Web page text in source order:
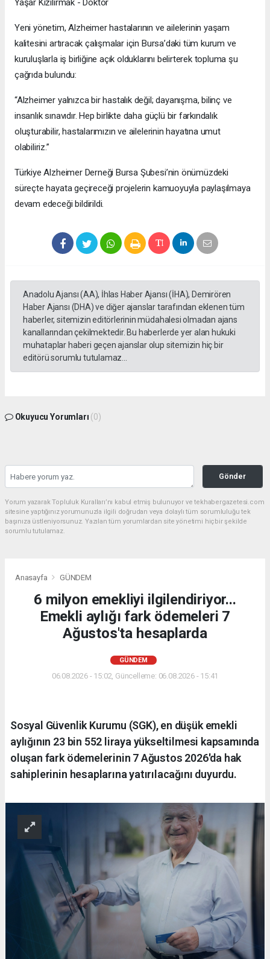
Yaşar Kızılırmak - Doktor
Yeni yönetim, Alzheimer hastalarının ve ailelerinin yaşam
kalitesini artıracak çalışmalar için Bursa’daki tüm kurum ve
kuruluşlarla iş birliğine açık olduklarını belirterek topluma şu
çağrıda bulundu:
“Alzheimer yalnızca bir hastalık değil; dayanışma, bilinç ve
insanlık sınavıdır. Hep birlikte daha güçlü bir farkındalık
oluşturabilir, hastalarımızın ve ailelerinin hayatına umut
olabiliriz.”
Türkiye Alzheimer Derneği Bursa Şubesi’nin önümüzdeki
süreçte hayata geçireceği projelerin kamuoyuyla paylaşılmaya
devam edeceği bildirildi.
Anadolu Ajansı (AA), İhlas Haber Ajansı (İHA), Demirören
Haber Ajansı (DHA) ve diğer ajanslar tarafından eklenen tüm
haberler, sitemizin editörlerinin müdahalesi olmadan ajans
kanallarından çekilmektedir. Bu haberlerde yer alan hukuki
muhataplar haberi geçen ajanslar olup sitemizin hiç bir
editörü sorumlu tutulamaz...
Okuyucu Yorumları (0)
Gönder
Yorum yazarak Topluluk Kuralları’nı kabul etmiş bulunuyor ve tekhabergazetesi.com
sitesine yaptığınız yorumunuzla ilgili doğrudan veya dolaylı tüm sorumluluğu tek
başınıza üstleniyorsunuz. Yazılan tüm yorumlardan site yönetimi hiçbir şekilde
sorumlu tutulamaz.
Anasayfa GÜNDEM
6 milyon emekliyi ilgilendiriyor...
Emekli aylığı fark ödemeleri 7
Ağustos'ta hesaplarda
GÜNDEM
06.08.2026 - 15:02, Güncelleme: 06.08.2026 - 15:41
Sosyal Güvenlik Kurumu (SGK), en düşük emekli
aylığının 23 bin 552 liraya yükseltilmesi kapsamında
oluşan fark ödemelerinin 7 Ağustos 2026'da hak
sahiplerinin hesaplarına yatırılacağını duyurdu.